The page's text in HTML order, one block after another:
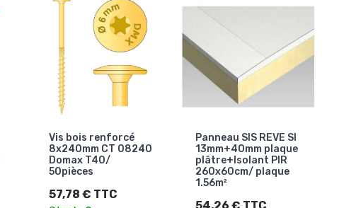
Vis bois renforcé
8x240mm CT 08240
Domax T40/
50pièces
57,78 € TTC
Panneau SIS REVE SI
13mm+40mm plaque
plâtre+Isolant PIR
260x60cm/ plaque
1.56m²